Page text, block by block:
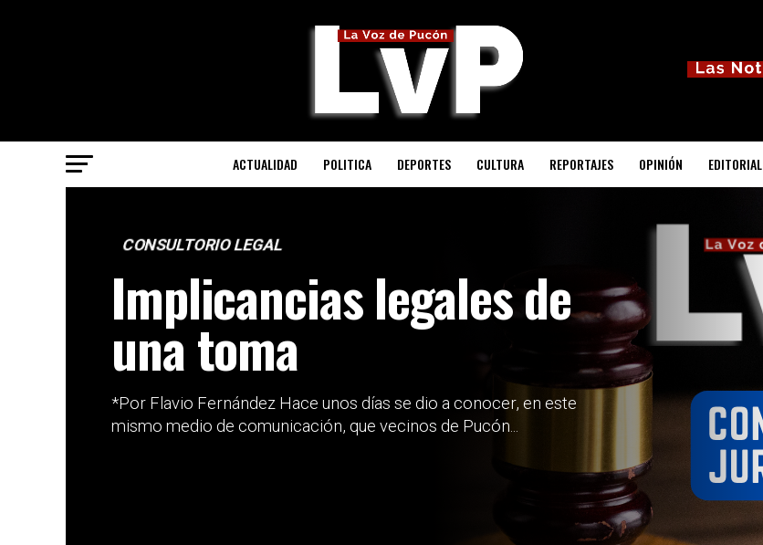
ACTUALIDAD POLITICA DEPORTES CULTURA REPORTAJES OPINIÓN EDITORIAL
CONSULTORIO LEGAL
Implicancias legales de
una toma
*Por Flavio Fernández Hace unos días se dio a conocer, en este
mismo medio de comunicación, que vecinos de Pucón...